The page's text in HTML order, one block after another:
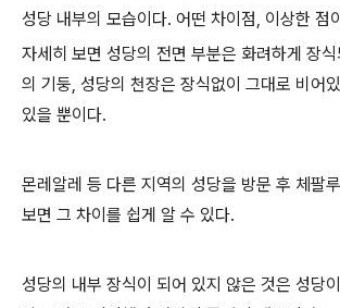
성당 내부의 모습이다. 어떤 차이점, 이상한 점
자세히 보면 성당의 전면 부분은 화려하게 장
의 기둥, 성당의 천장은 장식없이 그대로 비어
있을 뿐이다.
몬레알레 등 다른 지역의 성당을 방문 후 체팔
보면 그 차이를 쉽게 알 수 있다.
성당의 내부 장식이 되어 있지 않은 것은 성당